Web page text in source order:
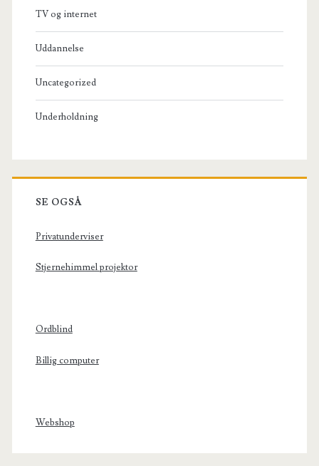
TV og internet
Uddannelse
Uncategorized
Underholdning
SE OGSÅ
Privatunderviser
Stjernehimmel projektor
Ordblind
Billig computer
Webshop